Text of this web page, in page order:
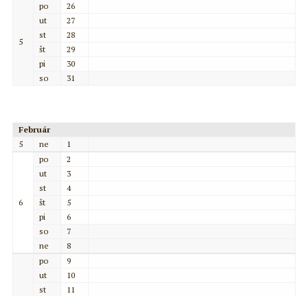
5
po
26
ut
27
st
28
št
29
pi
30
so
31
Február
5
ne 1
6
po
2
ut
3
st
4
št
5
pi
6
so
7
ne
8
po
9
ut
10
st
11